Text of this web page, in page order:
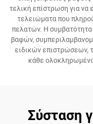
τελική επίστρωση για να
τελειώματα που
πελατών. Η συμβατότητα
βαφών,
ειδικών επιστρώσεων,
κάθε
Σύσταση